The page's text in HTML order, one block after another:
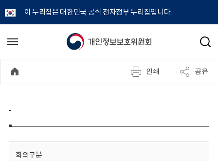
이 누리집은 대한민국 공식 전자정부 누리집입니다.
개
정
보
메
기
검
인쇄 공유
-
회의구분